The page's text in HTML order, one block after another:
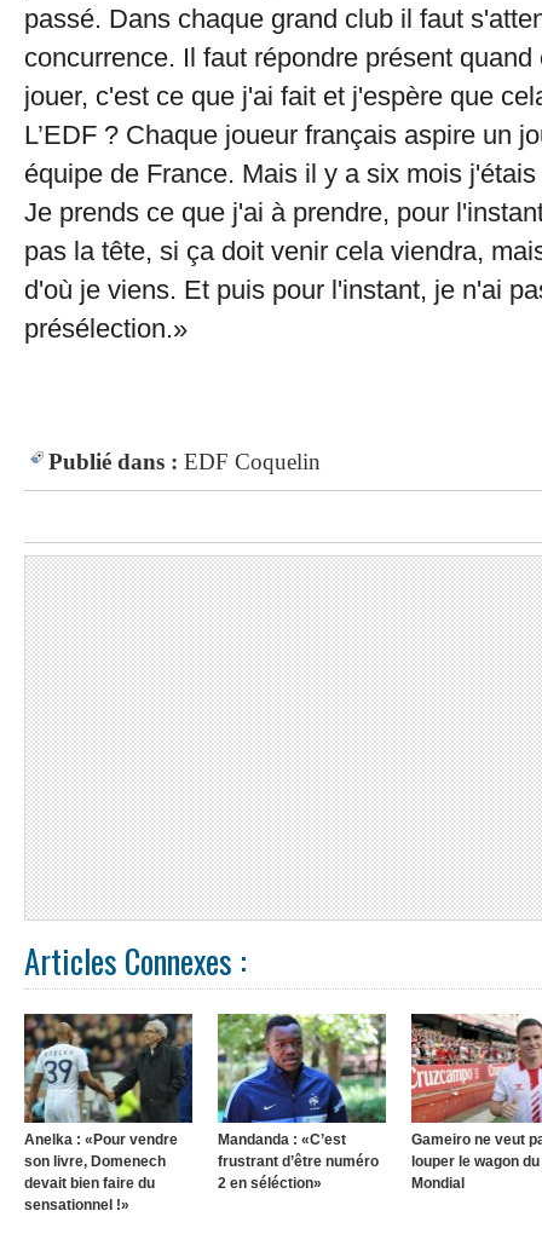
passé. Dans chaque grand club il faut
concurrence. Il faut répondre présent
jouer, c'est ce que j'ai fait et j'espère que
L’EDF ? Chaque joueur français aspire un
équipe de France. Mais il y a six mois
Je prends ce que j'ai à prendre, pour
pas la tête, si ça doit venir cela viendra,
d'où je viens. Et puis pour l'instant, je n'ai
présélection.»
Publié dans : EDF Coquelin
Articles Connexes :
Anelka : «Pour vendre
son livre, Domenech
devait bien faire du
sensationnel !»
Mandanda : «C’est
frustrant d’être numéro
2 en séléction»
Gameiro ne veut
louper le wagon du
Mondial